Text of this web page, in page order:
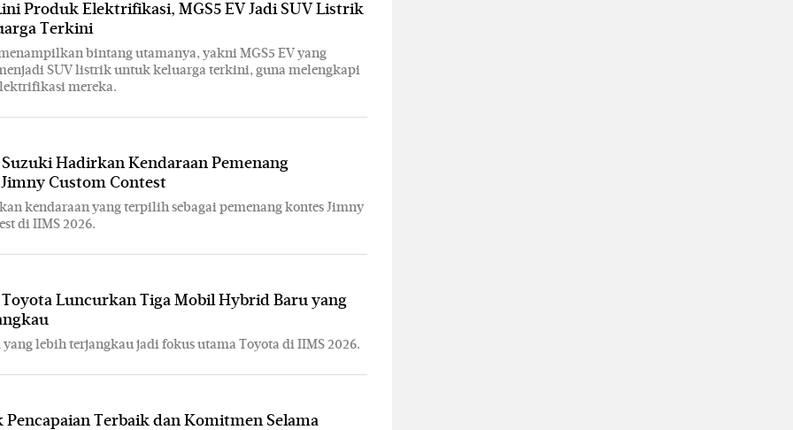
Produk Elektrifikasi, MGS5 EV Jadi SUV Listrik
Terkini
bintang utamanya, yakni MGS5 EV yang
SUV listrik untuk keluarga terkini, guna melengkapi
mereka.
Suzuki Hadirkan Kendaraan Pemenang
Custom Contest
kendaraan yang terpilih sebagai pemenang kontes Jimny
di IIMS 2026.
Toyota Luncurkan Tiga Mobil Hybrid Baru yang
lebih terjangkau jadi fokus utama Toyota di IIMS 2026.
Pencapaian Terbaik dan Komitmen Selama